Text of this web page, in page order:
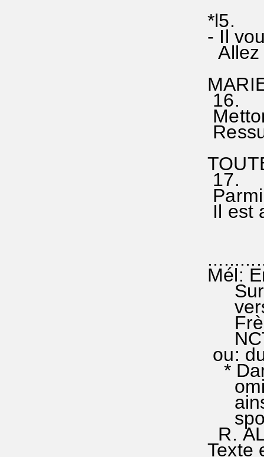
*l5.
- Il
Allez
16.
17.
Il est
Mél:
ou:
*
omis
ainsi
R.
Texte